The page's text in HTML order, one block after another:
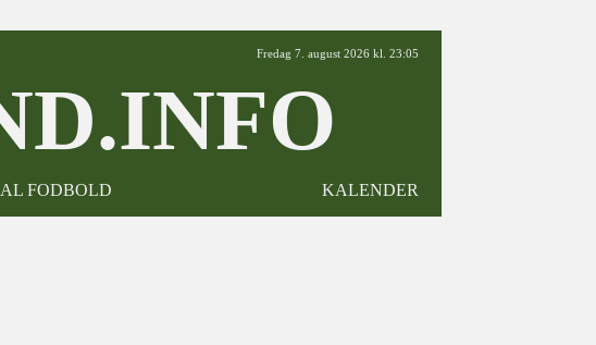
Fredag 7. august 2026 kl. 23:05
FODBOLD KALENDER